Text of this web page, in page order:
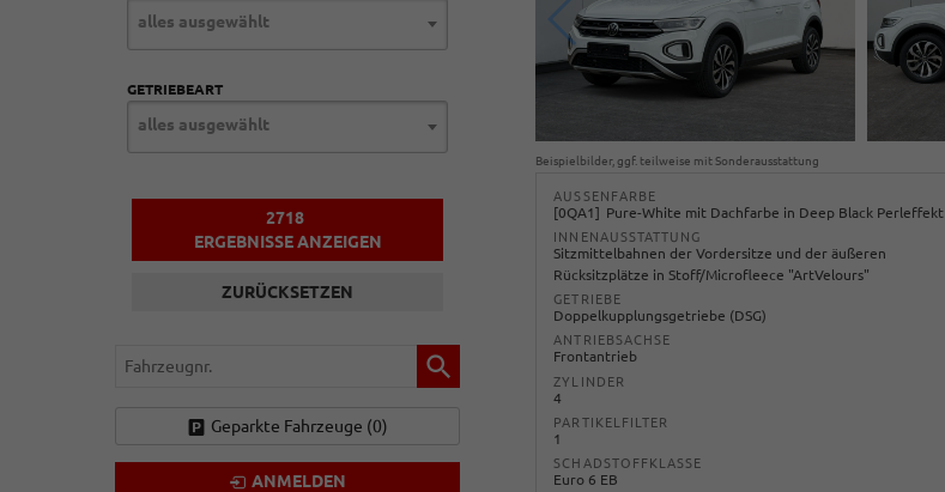
Beispielbilder, ggf. teilweise mit Sonderausstattung
AUSSENFARBE
0QA1 Pure-White mit Dachfarbe in Deep Black Perleffekt
INNENAUSSTATTUNG
Sitzmittelbahnen der Vordersitze und der äußeren
Rücksitzplätze in Stoff/Microfleece "ArtVelours"
GETRIEBE
Doppelkupplungsgetriebe (DSG)
ANTRIEBSACHSE
Frontantrieb
ZYLINDER
4
PARTIKELFILTER
1
SCHADSTOFFKLASSE
Euro 6 EB
alles ausgewählt
GETRIEBEART
alles ausgewählt
2718
ERGEBNISSE ANZEIGEN
ZURÜCKSETZEN
Fahrzeugnr.
Geparkte Fahrzeuge (0)
ANMELDEN